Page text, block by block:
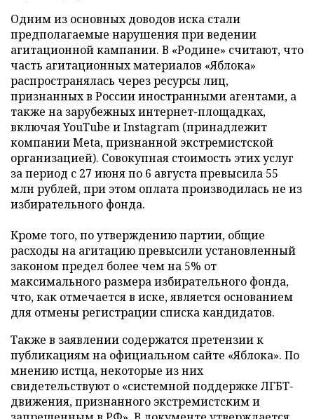
Одним из основных доводов иска стали
предполагаемые нарушения при ведении
агитационной кампании. В «Родине» считают, что
часть агитационных материалов «Яблока»
распространялась через ресурсы лиц,
признанных в России иностранными агентами, а
также на зарубежных интернет-площадках,
включая YouTube и Instagram (принадлежит
компании Meta, признанной экстремистской
организацией). Совокупная стоимость этих услуг
за период с 27 июня по 6 августа превысила 55
млн рублей, при этом оплата производилась не из
избирательного фонда.
Кроме того, по утверждению партии, общие
расходы на агитацию превысили установленный
законом предел более чем на 5% от
максимального размера избирательного фонда,
что, как отмечается в иске, является основанием
для отмены регистрации списка кандидатов.
Также в заявлении содержатся претензии к
публикациям на официальном сайте «Яблока». По
мнению истца, некоторые из них
свидетельствуют о «системной поддержке ЛГБТ-
движения, признанного экстремистским и